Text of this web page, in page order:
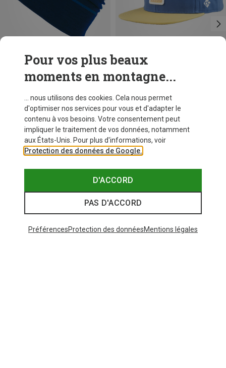
Vous économisez 47% Vous économisez 33%
Pour vos plus beaux
moments en montagne...
... nous utilisons des cookies. Cela nous permet
d'optimiser nos services pour vous et d'adapter le
contenu à vos besoins. Votre consentement peut
impliquer le traitement de vos données, notamment
aux États-Unis. Pour plus d'informations, voir
Protection des données de Google.
D'ACCORD
PAS D'ACCORD
PréférencesProtection des donnéesMentions légales